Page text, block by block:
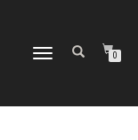
TOGGLE
0